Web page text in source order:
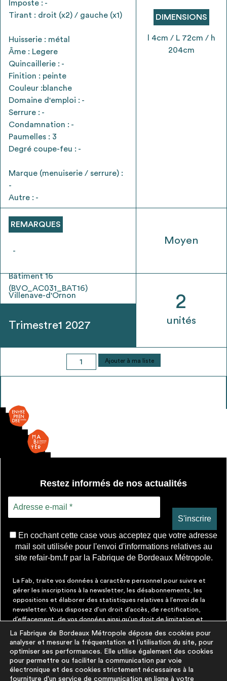
* Attention, l’ajout des matériaux à sa liste et son envoi ne
vaut aucunement réservation.
voirFAQ
Imposte : -
Tirant : droit (x2) / gauche (x1)
Huisserie : métal
Âme : Legere
Quincaillerie : -
Finition : peinte
Couleur :blanche
Domaine d'emploi : -
Serrure : -
Condamnation : -
Paumelles : 3
Degré coupe-feu : -
Marque (menuiserie / serrure) :
-
Autre : -
REMARQUES
-
Bâtiment 16
(BVO_AC031_BAT16)
Villenave-d'Ornon
Trimestre1 2027
DIMENSIONS
l 4cm / L 72cm / h
204cm
Moyen
2
unités
quantité
de
Ajouter à ma liste
Restez informés de nos actualités
En cochant cette case vous acceptez que votre adresse
mail soit utilisée pour l'envoi d'informations relatives au
site refair-bm.fr par la Fabrique de Bordeaux Métropole.
La Fab, traite vos données à caractère personnel pour suivre et
gérer les inscriptions à la newsletter, les désabonnements, les
oppositions et élaborer des statistiques relatives à l’envoi de la
newsletter. Vous disposez d’un droit d’accès, de rectification,
d’effacement, de vos données ainsi qu’un droit de limitation et
moment faire cesser ces communications en cliquant sur le lien de
désinscription figurant dans chaque message. Vous pouvez
exercer ces droits par courrier électronique à contact@lafab-
bm.fr. Pour en savoir plus sur le traitement de vos données,
cliquezici
La Fabrique de Bordeaux Métropole dépose des cookies pour
analyser et mesurer la fréquentation et l’utilisation du site, pour
optimiser ses performances. Elle utilise également des cookies
pour permettre ou faciliter la communication par voie
électronique et des cookies strictement nécessaires à la
fourniture d'un service de communication en ligne à votre